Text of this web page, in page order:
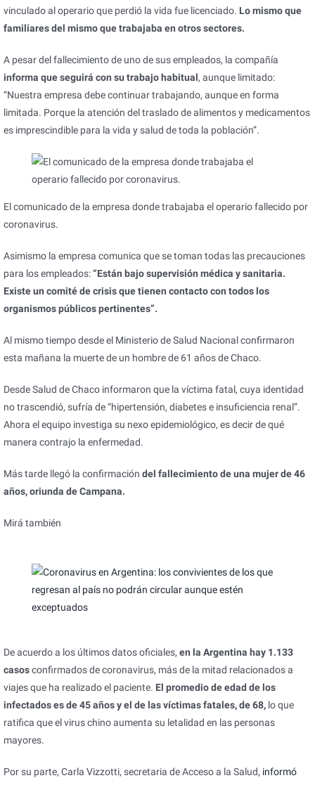
vinculado al operario que perdió la vida fue licenciado. Lo mismo que
familiares del mismo que trabajaba en otros sectores.
A pesar del fallecimiento de uno de sus empleados, la compañía
informa que seguirá con su trabajo habitual, aunque limitado:
“Nuestra empresa debe continuar trabajando, aunque en forma
limitada. Porque la atención del traslado de alimentos y medicamentos
es imprescindible para la vida y salud de toda la población”.
El comunicado de la empresa donde trabajaba el operario fallecido por
coronavirus.
Asimismo la empresa comunica que se toman todas las precauciones
para los empleados:“Están bajo supervisión médica y sanitaria.
Existe un comité de crisis que tienen contacto con todos los
organismos públicos pertinentes”.
Al mismo tiempo desde el Ministerio de Salud Nacional confirmaron
esta mañana la muerte de un hombre de 61 años de Chaco.
Desde Salud de Chaco informaron que la víctima fatal, cuya identidad
no trascendió, sufría de “hipertensión, diabetes e insuficiencia renal”.
Ahora el equipo investiga su nexo epidemiológico, es decir de qué
manera contrajo la enfermedad.
Más tarde llegó la confirmación del fallecimiento de una mujer de 46
años, oriunda de Campana.
Mirá también
De acuerdo a los últimos datos oficiales, en la Argentina hay 1.133
casosconfirmados de coronavirus, más de la mitad relacionados a
viajes que ha realizado el paciente. El promedio de edad de los
infectados es de 45 años y el de las víctimas fatales, de 68, lo que
ratifica que el virus chino aumenta su letalidad en las personas
mayores.
Por su parte, Carla Vizzotti, secretaria de Acceso a la Salud, informó